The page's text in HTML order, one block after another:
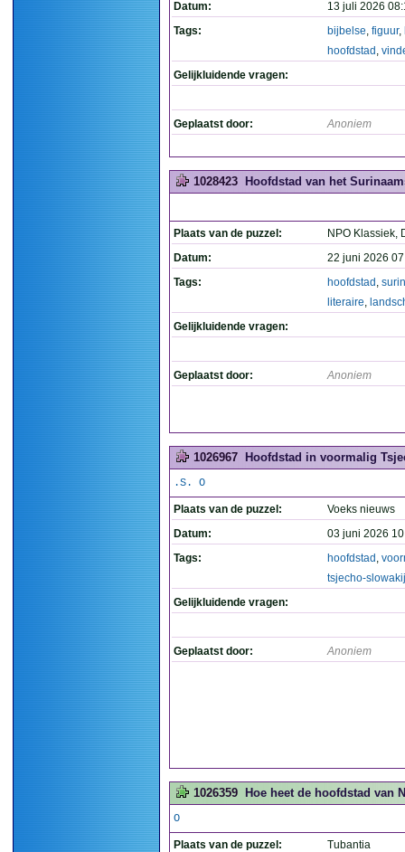
Datum:
13 juli 2026
Tags:
bijbelse, figuur,
hoofdstad ,
Gelijkluidende vragen:
Geplaatst door: Anoniem
1028423 Hoofdstad van het
Plaats van de puzzel:
NPO Klassiek,
Datum:
22 juni 2026
Tags:
hoofdstad ,
literaire,
Gelijkluidende vragen:
Geplaatst door: Anoniem
1026967 Hoofdstad in voormalig
.S. O
Plaats van de puzzel:
Voeks nieuws
Datum:
03 juni 2026
Tags:
hoofdstad ,
tsjecho-
Gelijkluidende vragen:
Geplaatst door: Anoniem
1026359 Hoe heet de hoofdstad van
O
Plaats van de puzzel:
Tubantia